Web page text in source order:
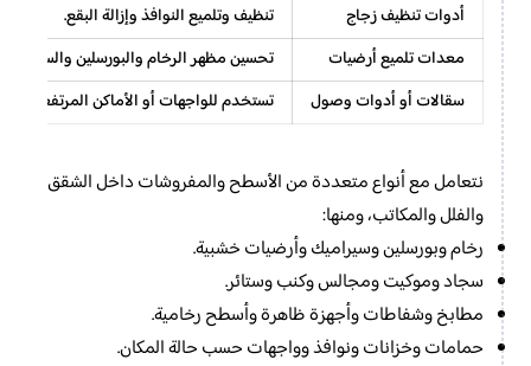
أدوات تنظيف زجاج
تنظيف وتلميع النوافذ وإزالة البقع.
معدات تلميع أرضيات
تحسين مظهر الرخام والبورسلين
سقالات أو أدوات وصول
تستخدم للواجهات أو الأماكن المرتفعة
نتعامل مع أنواع متعددة من الأسطح والمفروشات داخل الشقق
والفلل والمكاتب، ومنها:
رخام وبورسلين وسيراميك وأرضيات خشبية.
سجاد وموكيت ومجالس وكنب وستائر.
مطابخ وشفاطات وأجهزة ظاهرة وأسطح رخامية.
حمامات وخزانات ونوافذ وواجهات حسب حالة المكان.